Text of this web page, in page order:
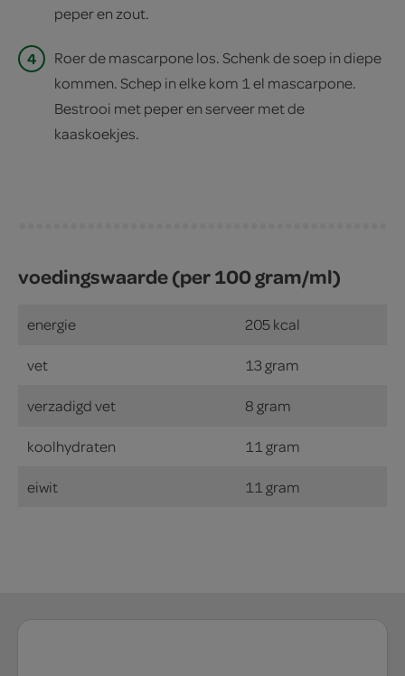
peper en zout.
4
Roer de mascarpone los. Schenk de soep in diepe
kommen. Schep in elke kom 1 el mascarpone.
Bestrooi met peper en serveer met de
kaaskoekjes.
voedingswaarde (per 100 gram/ml)
energie 205 kcal
vet 13 gram
verzadigd vet 8 gram
koolhydraten 11 gram
eiwit 11 gram